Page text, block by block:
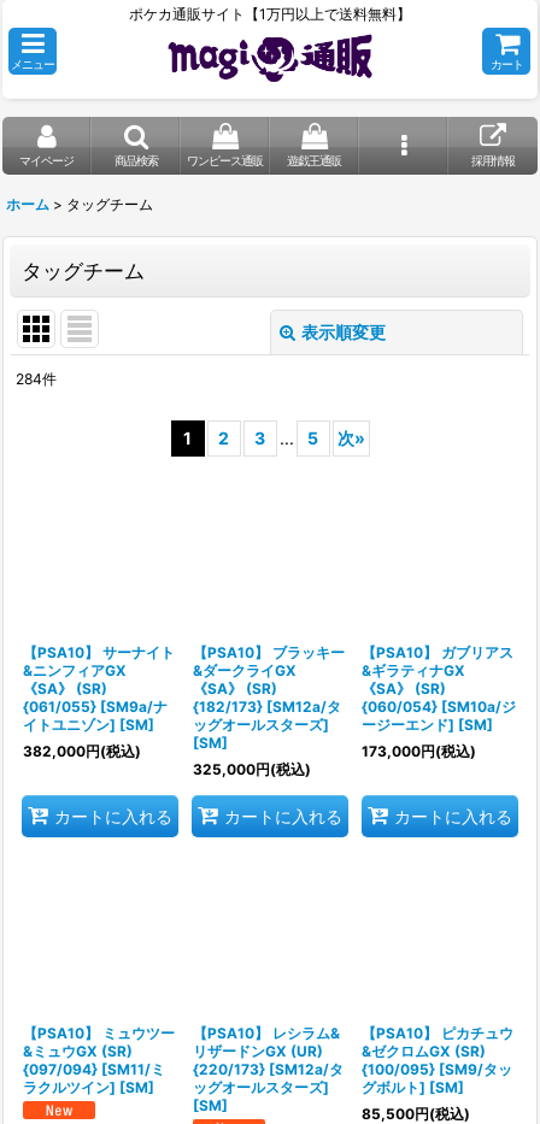
ポケカ通販サイト【1万円以上で送料無料】
メニュー カート
マイページ 商品検索 ワンピース通販 遊戯王通販 採用情報
ホーム > タッグチーム
タッグチーム
表示順変更
284件
1 2 3 ... 5 次»
【PSA10】 サーナイト
&ニンフィアGX
《SA》 (SR)
{061/055} [SM9a/ナ
イトユニゾン] [SM]
382,000円(税込)
カートに入れる
【PSA10】 ブラッキー
&ダークライGX
《SA》 (SR)
{182/173} [SM12a/タ
ッグオールスターズ]
[SM]
325,000円(税込)
カートに入れる
【PSA10】 ガブリアス
&ギラティナGX
《SA》 (SR)
{060/054} [SM10a/ジ
ージーエンド] [SM]
173,000円(税込)
カートに入れる
【PSA10】 ミュウツー
&ミュウGX (SR)
{097/094} [SM11/ミ
ラクルツイン] [SM]
【PSA10】 レシラム&
リザードンGX (UR)
{220/173} [SM12a/タ
ッグオールスターズ]
[SM]
【PSA10】 ピカチュウ
&ゼクロムGX (SR)
{100/095} [SM9/タッ
グボルト] [SM]
85,500円(税込)